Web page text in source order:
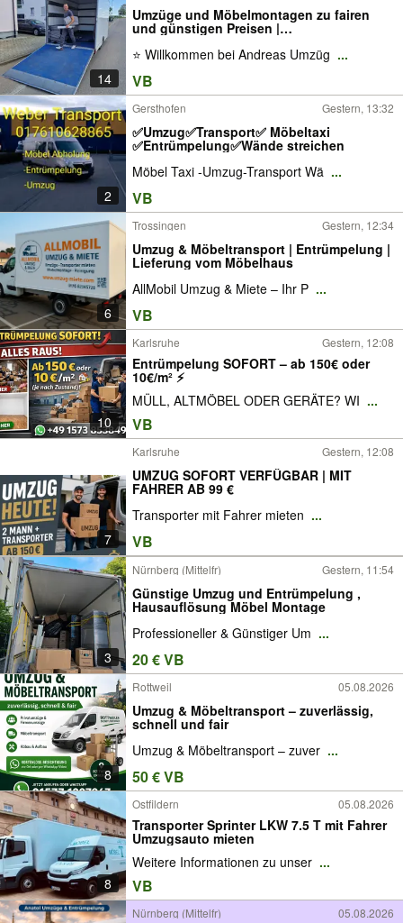
14
Umzüge und Möbelmontagen zu fairen
und günstigen Preisen |
Umzugsunternehmen, Umzugshelfer,
Umzugsfirma, Möbelaufbau,
⭐ Willkommen bei Andreas Umzüg ...
VB
2
Gersthofen Gestern, 13:32
✅Umzug✅Transport✅ Möbeltaxi
✅Entrümpelung✅Wände streichen
Möbel Taxi -Umzug-Transport Wä ...
VB
6
Trossingen Gestern, 12:34
Umzug & Möbeltransport | Entrümpelung |
Lieferung vom Möbelhaus
AllMobil Umzug & Miete – Ihr P ...
VB
10
Karlsruhe Gestern, 12:08
Entrümpelung SOFORT – ab 150€ oder
10€/m² ⚡
MÜLL, ALTMÖBEL ODER GERÄTE? WI ...
VB
7
Karlsruhe Gestern, 12:08
UMZUG SOFORT VERFÜGBAR | MIT
FAHRER AB 99 €
Transporter mit Fahrer mieten ...
VB
3
Nürnberg (Mittelfr) Gestern, 11:54
Günstige Umzug und Entrümpelung ,
Hausauflösung Möbel Montage
Professioneller & Günstiger Um ...
20 € VB
8
Rottweil 05.08.2026
Umzug & Möbeltransport – zuverlässig,
schnell und fair
Umzug & Möbeltransport – zuver ...
50 € VB
8
Ostfildern 05.08.2026
Transporter Sprinter LKW 7.5 T mit Fahrer
Umzugsauto mieten
Weitere Informationen zu unser ...
VB
Nürnberg (Mittelfr) 05.08.2026